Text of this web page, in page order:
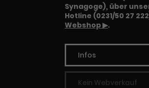
Synagoge), über
Hotline (0231/50 27
Webshop ▶.
Infos
Kein Webverkauf